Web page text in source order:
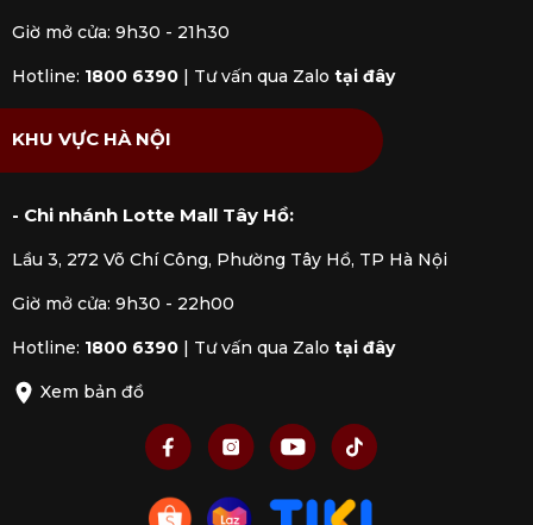
Giờ mở cửa: 9h30 - 21h30
Hotline: 1800 6390 | Tư vấn qua Zalo tại đây
KHU VỰC HÀ NỘI
- Chi nhánh Lotte Mall Tây Hồ:
Lầu 3, 272 Võ Chí Công, Phường Tây Hồ, TP Hà Nội
Giờ mở cửa: 9h30 - 22h00
Hotline: 1800 6390 | Tư vấn qua Zalo tại đây
Xem bản đồ